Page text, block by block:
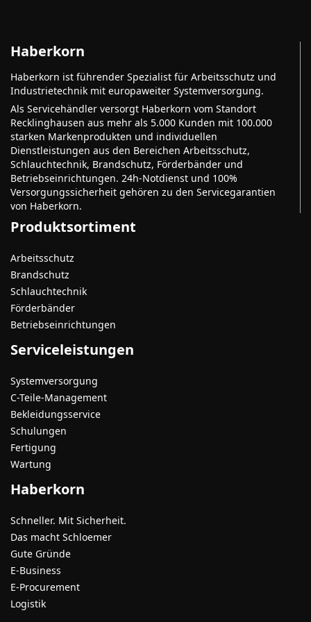
Haberkorn
Haberkorn ist führender Spezialist für Arbeitsschutz und
Industrietechnik mit europaweiter Systemversorgung.
Als Servicehändler versorgt Haberkorn vom Standort
Recklinghausen aus mehr als 5.000 Kunden mit 100.000
starken Markenprodukten und individuellen
Dienstleistungen aus den Bereichen Arbeitsschutz,
Schlauchtechnik, Brandschutz, Förderbänder und
Betriebseinrichtungen. 24h-Notdienst und 100%
Versorgungssicherheit gehören zu den Servicegarantien
von Haberkorn.
Produktsortiment
Arbeitsschutz
Brandschutz
Schlauchtechnik
Förderbänder
Betriebseinrichtungen
Serviceleistungen
Systemversorgung
C-Teile-Management
Bekleidungsservice
Schulungen
Fertigung
Wartung
Haberkorn
Schneller. Mit Sicherheit.
Das macht Schloemer
Gute Gründe
E-Business
E-Procurement
Logistik